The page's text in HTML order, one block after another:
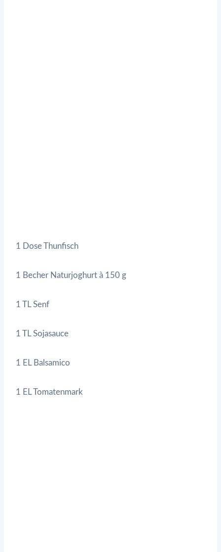
1 Dose Thunfisch
1 Becher Naturjoghurt à 150 g
1 TL Senf
1 TL Sojasauce
1 EL Balsamico
1 EL Tomatenmark